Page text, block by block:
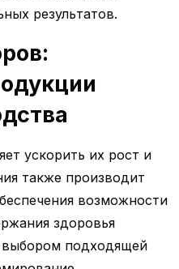
результатов.
ускорить их рост и
также производит
возможности
здоровья
подходящей